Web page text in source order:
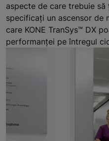
aspecte de care trebuie
specificați un ascensor de
care KONE TranSys™ DX
performanței pe întregul